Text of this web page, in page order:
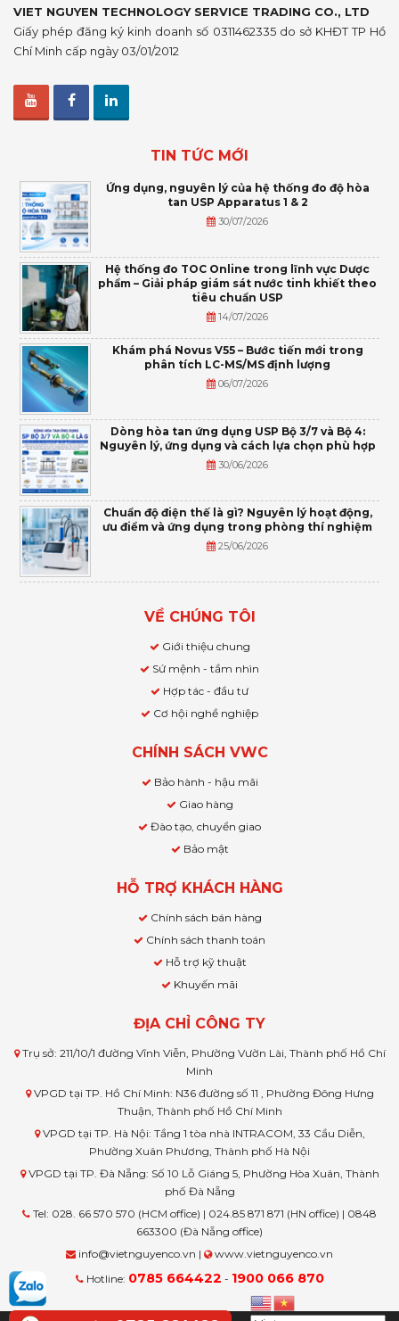
VIET NGUYEN TECHNOLOGY SERVICE TRADING CO., LTD
Giấy phép đăng ký kinh doanh số 0311462335 do sở KHĐT TP Hồ
Chí Minh cấp ngày 03/01/2012
TIN TỨC MỚI
Ứng dụng, nguyên lý của hệ thống đo độ hòa
tan USP Apparatus 1 & 2
30/07/2026
Hệ thống đo TOC Online trong lĩnh vực Dược
phẩm – Giải pháp giám sát nước tinh khiết theo
tiêu chuẩn USP
14/07/2026
Khám phá Novus V55 – Bước tiến mới trong
phân tích LC-MS/MS định lượng
06/07/2026
Dòng hòa tan ứng dụng USP Bộ 3/7 và Bộ 4:
Nguyên lý, ứng dụng và cách lựa chọn phù hợp
30/06/2026
Chuẩn độ điện thế là gì? Nguyên lý hoạt động,
ưu điểm và ứng dụng trong phòng thí nghiệm
25/06/2026
VỀ CHÚNG TÔI
Giới thiệu chung
Sứ mệnh - tầm nhìn
Hợp tác - đầu tư
Cơ hội nghề nghiệp
CHÍNH SÁCH VWC
Bảo hành - hậu mãi
Giao hàng
Đào tạo, chuyển giao
Bảo mật
HỖ TRỢ KHÁCH HÀNG
Chính sách bán hàng
Chính sách thanh toán
Hỗ trợ kỹ thuật
Khuyến mãi
ĐỊA CHỈ CÔNG TY
Trụ sở: 211/10/1 đường Vĩnh Viễn, Phường Vườn Lài, Thành phố Hồ Chí
Minh
VPGD tại TP. Hồ Chí Minh: N36 đường số 11 , Phường Đông Hưng
Thuận, Thành phố Hồ Chí Minh
VPGD tại TP. Hà Nội: Tầng 1 tòa nhà INTRACOM, 33 Cầu Diễn,
Phường Xuân Phương, Thành phố Hà Nội
VPGD tại TP. Đà Nẵng: Số 10 Lỗ Giáng 5, Phường Hòa Xuân, Thành
phố Đà Nẵng
Tel: 028. 66 570 570 (HCM office) | 024.85 871 871 (HN office) | 0848
663300 (Đà Nẵng office)
info@vietnguyenco.vn |
www.vietnguyenco.vn
Hotline: 0785 664422 - 1900 066 870